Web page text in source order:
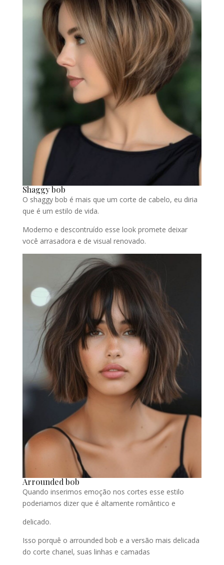
Shaggy bob
O shaggy bob é mais que um corte de cabelo, eu diria
que é um estilo de vida.
Moderno e descontruído esse look promete deixar
você arrasadora e de visual renovado.
Arrounded bob
Quando inserimos emoção nos cortes esse estilo
poderiamos dizer que é altamente romântico e
delicado.
Isso porquê o arrounded bob e a versão mais delicada
do corte chanel, suas linhas e camadas